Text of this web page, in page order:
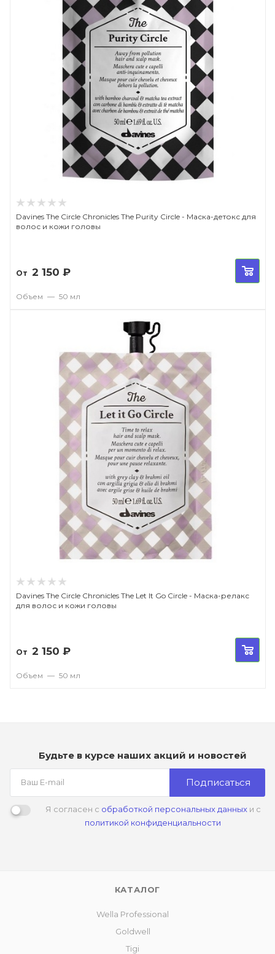
Davines The Circle Chronicles The Purity Circle - Маска-детокс для
волос и кожи головы
От 2 150 ₽
Объем — 50 мл
Davines The Circle Chronicles The Let It Go Circle - Маска-релакс
для волос и кожи головы
От 2 150 ₽
Объем — 50 мл
Будьте в курсе наших акций и новостей
Подписаться
Я согласен с обработкой персональных данныхи с
политикой конфиденциальности
КАТАЛОГ
Wella Professional
Goldwell
Tigi